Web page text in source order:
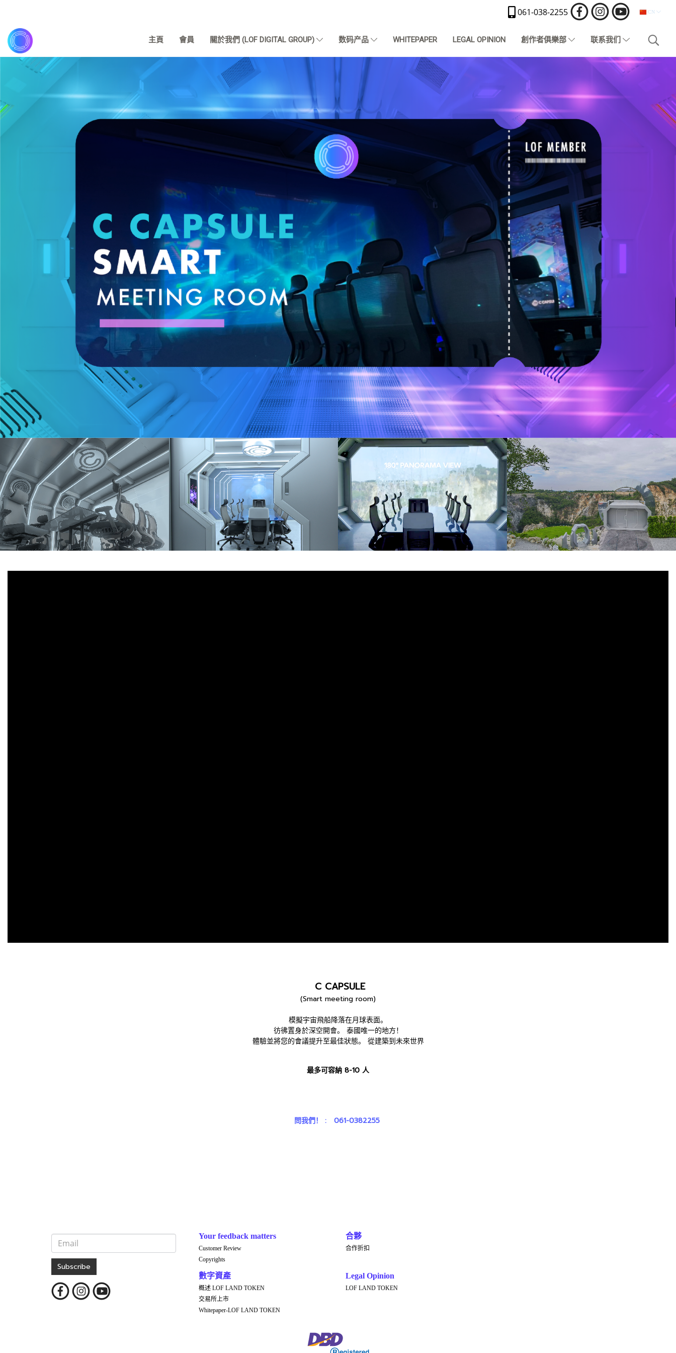
061-038-2255 CN
主頁 會員 關於我們 (LOF DIGITAL GROUP) 数码产品 WHITEPAPER LEGAL OPINION 創作者俱樂部 联系我们
C CAPSULE
(Smart meeting room)
模擬宇宙飛船降落在月球表面。
彷彿置身於深空開會。 泰國唯一的地方！
體驗並將您的會議提升至最佳狀態。 從建築到未來世界
最多可容納 8-10 人
問我們！ : 061-0382255
Subscribe
Your feedback matters
Customer Review
Copyrights
合夥
合作折扣
數字資產
概述 LOF LAND TOKEN
交易所上市
Whitepaper-LOF LAND TOKEN
Legal Opinion
LOF LAND TOKEN